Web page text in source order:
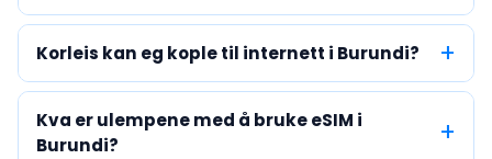
Korleis kan eg kople til internett i Burundi?
Kva er ulempene med å bruke eSIM i
Burundi?